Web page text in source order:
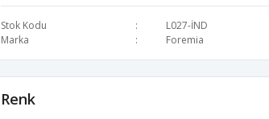
Stok Kodu
L027-İND
Marka
Foremia
Renk